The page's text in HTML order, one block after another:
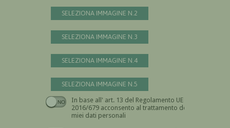
SELEZIONA IMMAGINE N.2
SELEZIONA IMMAGINE N.3
SELEZIONA IMMAGINE N.4
SELEZIONA IMMAGINE N.5
In base all' art. 13 del Regolamento UE n.
2016/679 acconsento al trattamento dei
miei dati personali
Devi dare il consenso